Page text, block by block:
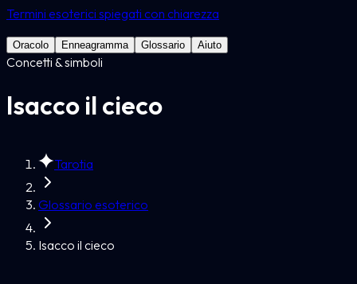
Termini esoterici spiegati con chiarezza
Oracolo Enneagramma Glossario Aiuto
Concetti & simboli
Isacco il cieco
Tarotia
Glossario esoterico
Isacco il cieco